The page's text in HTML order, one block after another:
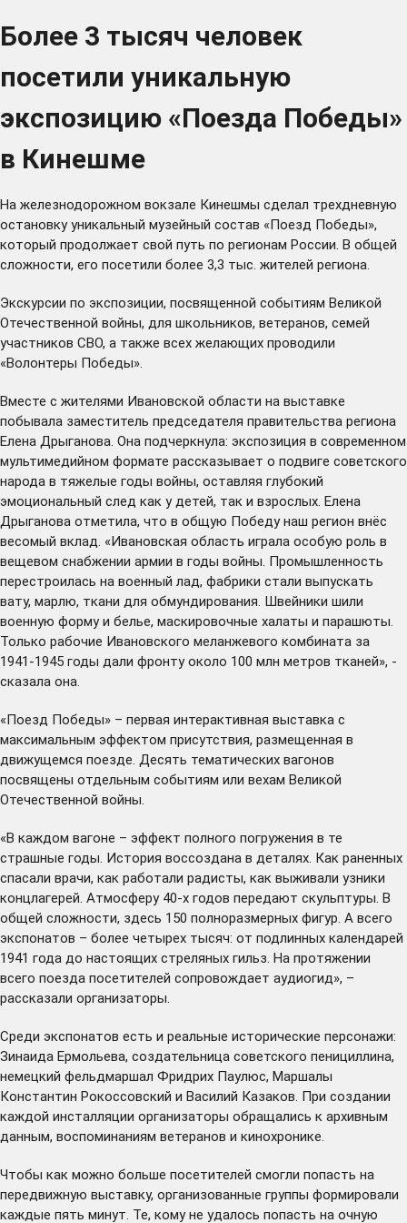
Более 3 тысяч человек
посетили уникальную
экспозицию «Поезда Победы»
в Кинешме
На железнодорожном вокзале Кинешмы сделал трехдневную
остановку уникальный музейный состав «Поезд Победы»,
который продолжает свой путь по регионам России. В общей
сложности, его посетили более 3,3 тыс. жителей региона.
Экскурсии по экспозиции, посвященной событиям Великой
Отечественной войны, для школьников, ветеранов, семей
участников СВО, а также всех желающих проводили
«Волонтеры Победы».
Вместе с жителями Ивановской области на выставке
побывала заместитель председателя правительства региона
Елена Дрыганова. Она подчеркнула: экспозиция в современном
мультимедийном формате рассказывает о подвиге советского
народа в тяжелые годы войны, оставляя глубокий
эмоциональный след как у детей, так и взрослых. Елена
Дрыганова отметила, что в общую Победу наш регион внёс
весомый вклад. «Ивановская область играла особую роль в
вещевом снабжении армии в годы войны. Промышленность
перестроилась на военный лад, фабрики стали выпускать
вату, марлю, ткани для обмундирования. Швейники шили
военную форму и белье, маскировочные халаты и парашюты.
Только рабочие Ивановского меланжевого комбината за
1941-1945 годы дали фронту около 100 млн метров тканей», -
сказала она.
«Поезд Победы» – первая интерактивная выставка с
максимальным эффектом присутствия, размещенная в
движущемся поезде. Десять тематических вагонов
посвящены отдельным событиям или вехам Великой
Отечественной войны.
«В каждом вагоне – эффект полного погружения в те
страшные годы. История воссоздана в деталях. Как раненных
спасали врачи, как работали радисты, как выживали узники
концлагерей. Атмосферу 40-х годов передают скульптуры. В
общей сложности, здесь 150 полноразмерных фигур. А всего
экспонатов – более четырех тысяч: от подлинных календарей
1941 года до настоящих стреляных гильз. На протяжении
всего поезда посетителей сопровождает аудиогид», –
рассказали организаторы.
Среди экспонатов есть и реальные исторические персонажи:
Зинаида Ермольева, создательница советского пенициллина,
немецкий фельдмаршал Фридрих Паулюс, Маршалы
Константин Рокоссовский и Василий Казаков. При создании
каждой инсталляции организаторы обращались к архивным
данным, воспоминаниям ветеранов и кинохронике.
Чтобы как можно больше посетителей смогли попасть на
передвижную выставку, организованные группы формировали
каждые пять минут. Те, кому не удалось попасть на очную